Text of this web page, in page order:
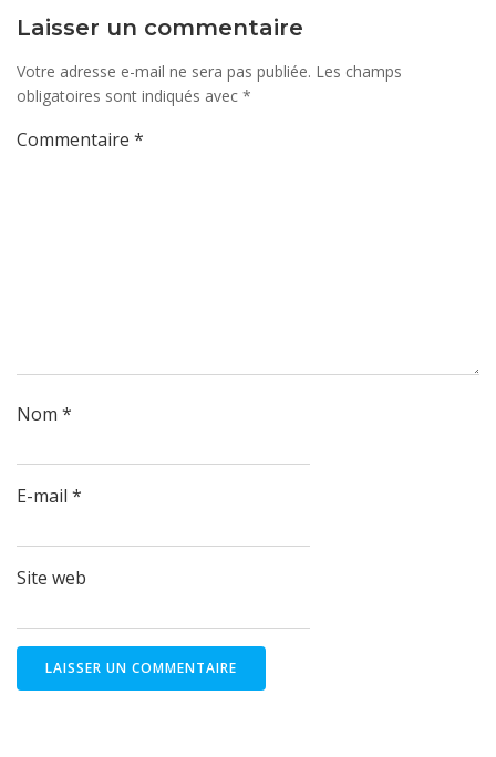
Laisser un commentaire
Votre adresse e-mail ne sera pas publiée. Les champs
obligatoires sont indiqués avec *
Commentaire *
Nom *
E-mail *
Site web